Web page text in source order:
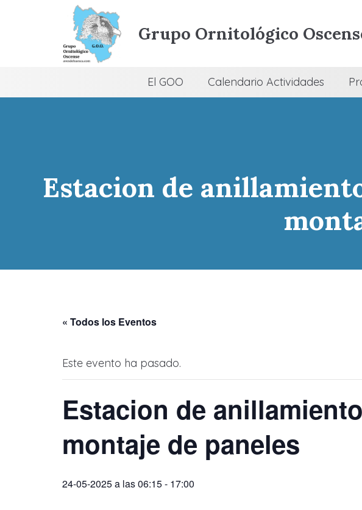
Grupo Ornitológico
El GOO Calendario Actividades
Estacion de
« Todos los Eventos
Este evento ha pasado.
Estacion de
montaje de paneles
24-05-2025 a las 06:15- 17:00